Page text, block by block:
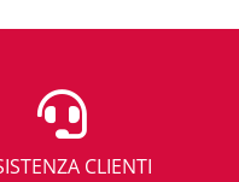
CLIENTI